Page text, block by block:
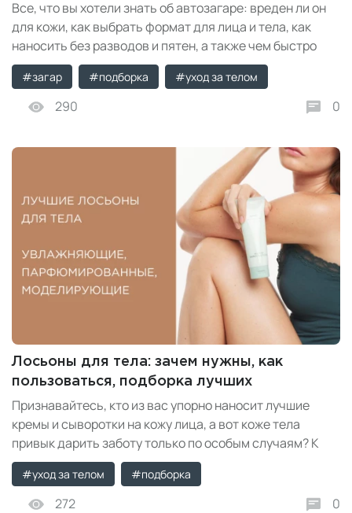
Все, что вы хотели знать об автозагаре: вреден ли он
для кожи, как выбрать формат для лица и тела, как
наносить без разводов и пятен, а также чем быстро
смыть в случае неудачного нанесения.
#загар #подборка #уход за телом
290 0
Лосьоны для тела: зачем нужны, как
пользоваться, подборка лучших
Признавайтесь, кто из вас упорно наносит лучшие
кремы и сыворотки на кожу лица, а вот коже тела
привык дарить заботу только по особым случаям? К
сожалению, большинство из нас забывает, что тело
нуждается в уходе не меньше. Грамотно подобранный
лосьон не просто дарит приятные ощущения и аромат,
#уход за телом #подборка
272 0